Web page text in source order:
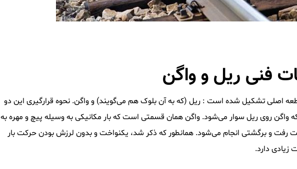
فنی ریل و واگن
اصلی تشکیل شده است : ریل (که به آن بلوک هم می‌گویند) و واگن. نحوه قرارگیری این دو
واگن روی ریل سوار می‌شود. واگن همان قسمتی است که بار مکانیکی به وسیله پیچ و مهره به
و برگشتی انجام می‌شود. همانطور که ذکر شد، یکنواخت و بدون لرزش بودن حرکت بار
دارد.